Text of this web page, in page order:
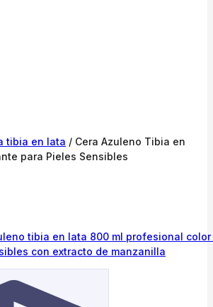
tibia en lata / Cera Azuleno Tibia en
para Pieles Sensibles